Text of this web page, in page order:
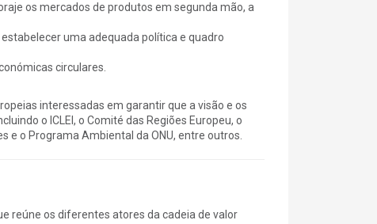
os mercados de produtos em segunda mão, a
uma adequada política e quadro
circulares.
interessadas em garantir que a visão e os
o ICLEI, o Comité das Regiões Europeu, o
e o Programa Ambiental da ONU, entre outros.
reúne os diferentes atores da cadeia de valor